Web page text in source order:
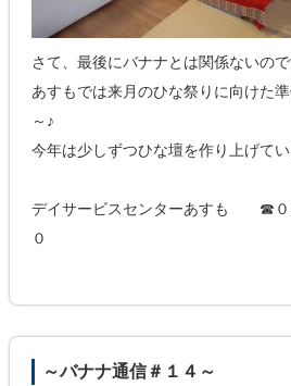
さて、最後にバナナとは関係ないの
あすもでは来月のひな祭りに向けた
～♪
今年は少しずつひな壇を作り上げて
デイサービスセンターあすも ☎０
０
～バナナ通信＃１４～